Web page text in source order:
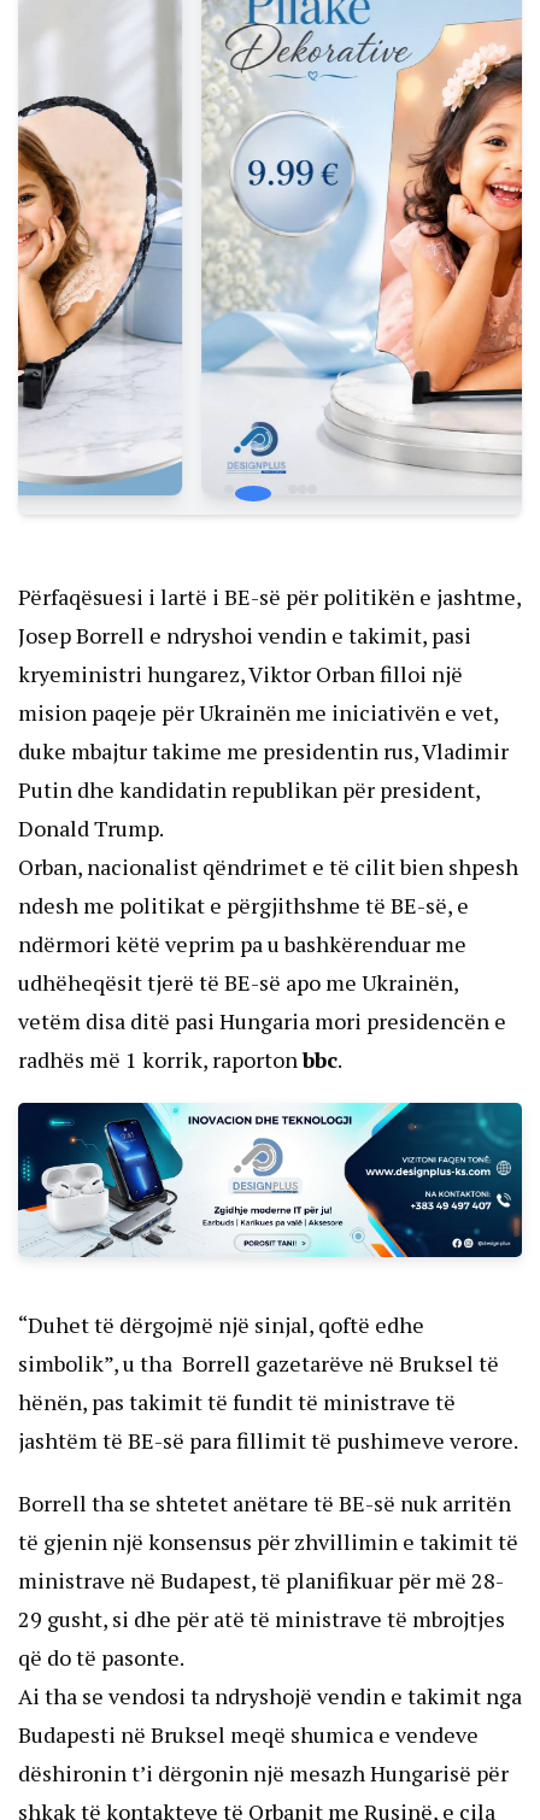
Përfaqësuesi i lartë i BE-së për politikën e jashtme,
Josep Borrell e ndryshoi vendin e takimit, pasi
kryeministri hungarez, Viktor Orban filloi një
mision paqeje për Ukrainën me iniciativën e vet,
duke mbajtur takime me presidentin rus, Vladimir
Putin dhe kandidatin republikan për president,
Donald Trump.
Orban, nacionalist qëndrimet e të cilit bien shpesh
ndesh me politikat e përgjithshme të BE-së, e
ndërmori këtë veprim pa u bashkërenduar me
udhëheqësit tjerë të BE-së apo me Ukrainën,
vetëm disa ditë pasi Hungaria mori presidencën e
radhës më 1 korrik, raportonbbc.
“Duhet të dërgojmë një sinjal, qoftë edhe
simbolik”, u tha Borrell gazetarëve në Bruksel të
hënën, pas takimit të fundit të ministrave të
jashtëm të BE-së para fillimit të pushimeve verore.
Borrell tha se shtetet anëtare të BE-së nuk arritën
të gjenin një konsensus për zhvillimin e takimit të
ministrave në Budapest, të planifikuar për më 28-
29 gusht, si dhe për atë të ministrave të mbrojtjes
që do të pasonte.
Ai tha se vendosi ta ndryshojë vendin e takimit nga
Budapesti në Bruksel meqë shumica e vendeve
dëshironin t’i dërgonin një mesazh Hungarisë për
shkak të kontakteve të Orbanit me Rusinë, e cila